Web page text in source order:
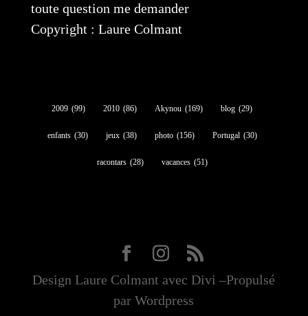
toute question me demander
Copyright : Laure Colmant
2009 (99) 2010 (86) Akynou (169) blog (29)
enfants (30) jeux (38) photo (156) Portugal (30)
racontars (28) vacances (51)
Design Laure Colmant avec Divi –Propulsé
par Wordpress